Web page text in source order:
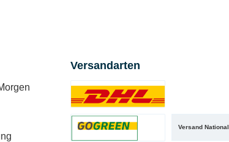
Versandarten
Versand National
Benutzerdefiniertes Bild 1